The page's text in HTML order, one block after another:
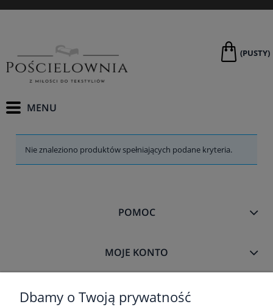
(PUSTY)
Nie znaleziono produktów spełniających podane kryteria.
POMOC
MOJE KONTO
PŁATNOŚCI I DOSTAWA
Dbamy o Twoją prywatność